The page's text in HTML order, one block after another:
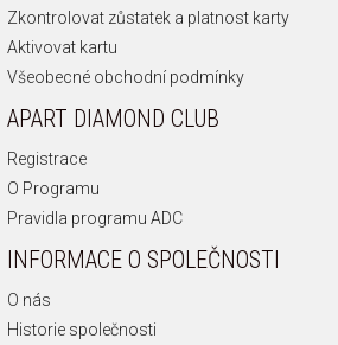
Zkontrolovat zůstatek a platnost karty
Aktivovat kartu
Všeobecné obchodní podmínky
APART DIAMOND CLUB
Registrace
O Programu
Pravidla programu ADC
INFORMACE O SPOLEČNOSTI
O nás
Historie společnosti